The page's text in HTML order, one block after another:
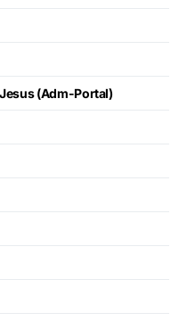
(Adm-Portal)